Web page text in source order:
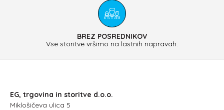
BREZ POSREDNIKOV
Vse storitve vršimo na lastnih napravah.
EG, trgovina in storitve d.o.o.
Miklošičeva ulica 5